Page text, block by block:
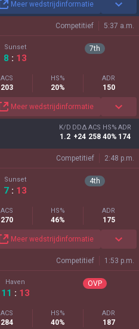
Meer wedstrijdinformatie
Competitief 5:37 a.m.
Sunset
8 : 13
7th
ACS
203
HS%
20%
ADR
150
Meer wedstrijdinformatie
K/D
1.2
DDΔ
+24
ACS
258
HS%
40%
ADR
174
Competitief 2:48 p.m.
Sunset
7 : 13
4th
ACS
270
HS%
46%
ADR
175
Meer wedstrijdinformatie
Competitief 1:53 p.m.
Haven
11 : 13
OVP
ACS
284
HS%
40%
ADR
187